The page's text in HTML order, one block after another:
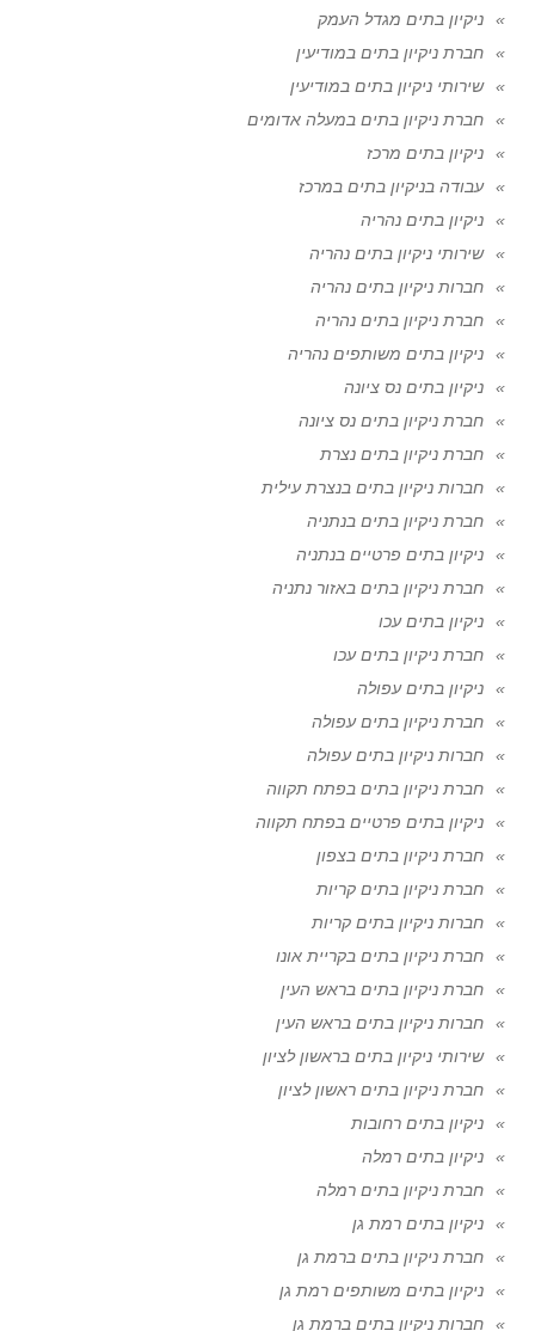
ניקיון בתים מגדל העמק
חברת ניקיון בתים במודיעין
שירותי ניקיון בתים במודיעין
חברת ניקיון בתים במעלה אדומים
ניקיון בתים מרכז
עבודה בניקיון בתים במרכז
ניקיון בתים נהריה
שירותי ניקיון בתים נהריה
חברות ניקיון בתים נהריה
חברת ניקיון בתים נהריה
ניקיון בתים משותפים נהריה
ניקיון בתים נס ציונה
חברת ניקיון בתים נס ציונה
חברת ניקיון בתים נצרת
חברות ניקיון בתים בנצרת עילית
חברת ניקיון בתים בנתניה
ניקיון בתים פרטיים בנתניה
חברת ניקיון בתים באזור נתניה
ניקיון בתים עכו
חברת ניקיון בתים עכו
ניקיון בתים עפולה
חברת ניקיון בתים עפולה
חברות ניקיון בתים עפולה
חברת ניקיון בתים בפתח תקווה
ניקיון בתים פרטיים בפתח תקווה
חברת ניקיון בתים בצפון
חברת ניקיון בתים קריות
חברות ניקיון בתים קריות
חברת ניקיון בתים בקריית אונו
חברת ניקיון בתים בראש העין
חברות ניקיון בתים בראש העין
שירותי ניקיון בתים בראשון לציון
חברת ניקיון בתים ראשון לציון
ניקיון בתים רחובות
ניקיון בתים רמלה
חברת ניקיון בתים רמלה
ניקיון בתים רמת גן
חברת ניקיון בתים ברמת גן
ניקיון בתים משותפים רמת גן
חברות ניקיון בתים ברמת גן